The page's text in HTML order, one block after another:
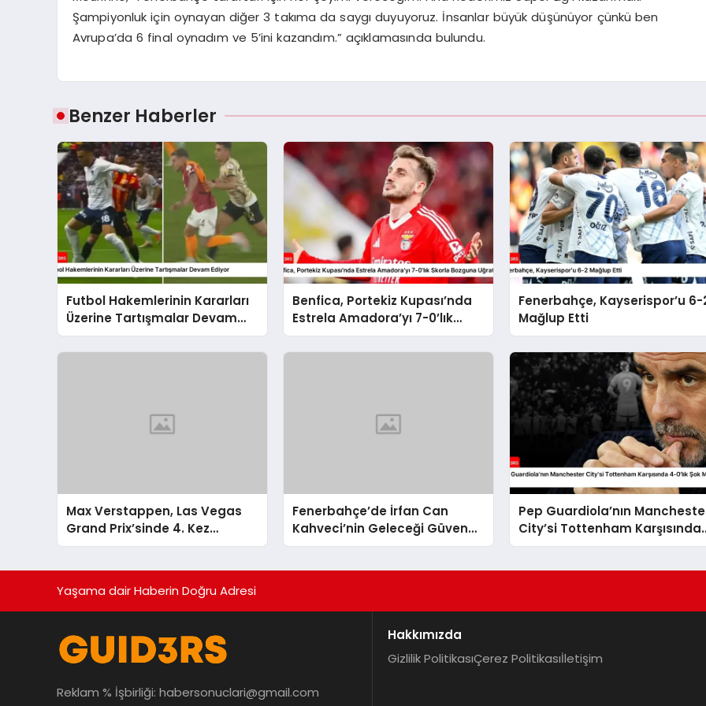
Şampiyonluk için oynayan diğer 3 takıma da saygı duyuyoruz. İnsanlar büyük düşünüyor çünkü ben
Avrupa’da 6 final oynadım ve 5’ini kazandım.” açıklamasında bulundu.
Benzer Haberler
Futbol Hakemlerinin Kararları
Üzerine Tartışmalar Devam
Ediyor
Benfica, Portekiz Kupası’nda
Estrela Amadora’yı 7-0’lık
Skorla Bozguna Uğrattı
Fenerbahçe, Kayserispor’u 6-
Mağlup Etti
Max Verstappen, Las Vegas
Grand Prix’sinde 4. Kez
Şampiyon Oldu
Fenerbahçe’de İrfan Can
Kahveci’nin Geleceği Güvence
Altında
Pep Guardiola’nın
City’si Tottenham Karşısında
4-0’lık Şok Mağlubiyeti Aldı
Yaşama dair Haberin Doğru Adresi
Reklam % İşbirliği: habersonuclari@gmail.com
Hakkımızda
Gizlilik PolitikasıÇerez Politikasıİletişim